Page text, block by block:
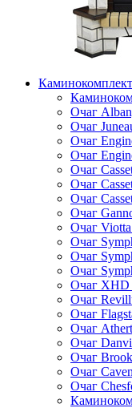
Очаг
Очаг
Очаг
Очаг
Очаг
Очаг
Очаг
Очаг
Очаг
Очаг
Очаг
Очаг
Очаг XHD
Очаг
Очаг
Очаг
Очаг
Очаг
Очаг
Очаг